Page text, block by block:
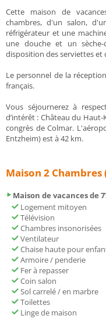
Cette maison de
chambres, d'un salon,
réfrigérateur et une
une douche et un
disposition des serviettes et
Le personnel de la
français.
Vous séjournerez à
d’intérêt : Château du
congrès de Colmar.
Entzheim) est à 42 km.
Maison 2 Chambres
Maison de vacances de
Logement mitoyen
Télévision
Chambres insonorisées
Ventilateur
Chaise haute pour
Armoire / penderie
Fer à repasser
Coin salon
Sol carrelé / en marbre
Toilettes
Linge de maison